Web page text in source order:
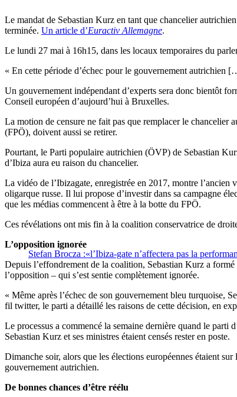
Le mandat de Sebastian Kurz en tant que chancelier
terminée. Un article d’Euractiv Allemagne.
Le lundi 27 mai à 16h15, dans les locaux temporaires du
« En cette période d’échec pour le gouvernement autrichien
Un gouvernement indépendant d’experts sera donc bientôt
Conseil européen d’aujourd’hui à Bruxelles.
La motion de censure ne fait pas que remplacer le chancelier
(FPÖ), doivent aussi se retirer.
Pourtant, le Parti populaire autrichien (ÖVP) de Sebastian
d’Ibiza aura eu raison du chancelier.
La vidéo de l’Ibizagate, enregistrée en 2017, montre
oligarque russe. Il lui propose d’investir dans sa campagne
que les médias commencent à être à la botte du FPÖ.
Ces révélations ont mis fin à la coalition conservatrice de
Stefan Brocza :«l’Ibiza-gate n’affectera pas la
L’opposition ignorée
Depuis l’effondrement de la coalition, Sebastian Kurz a
l’opposition – qui s’est sentie complètement ignorée.
« Même après l’échec de son gouvernement bleu turquoise,
fil twitter, le parti a détaillé les raisons de cette décision, en
Le processus a commencé la semaine dernière quand le parti
Sebastian Kurz et ses ministres étaient censés rester en poste.
Dimanche soir, alors que les élections européennes étaient
gouvernement autrichien.
De bonnes chances d’être réélu